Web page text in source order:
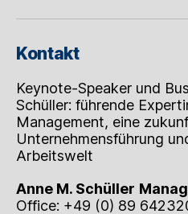
Kontakt
Keynote-Speaker und
Schüller: führende
Management, eine
Unternehmensführung
Arbeitswelt
Anne M. Schüller
Office: +49 (0) 89